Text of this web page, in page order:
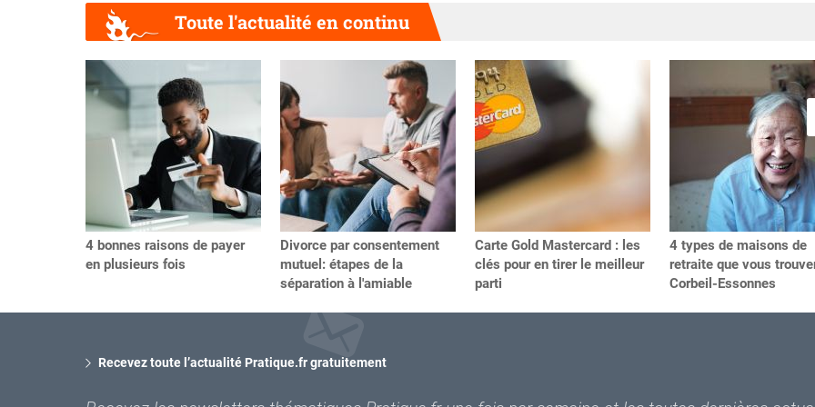
Toute l'actualité en continu
4 bonnes raisons de payer
en plusieurs fois
Divorce par consentement
mutuel: étapes de la
séparation à l'amiable
Carte Gold Mastercard : les
clés pour en tirer le meilleur
parti
4 types de maisons de
retraite que vous
Corbeil-Essonnes
Précédent
Recevez toute l’actualité Pratique.fr gratuitement